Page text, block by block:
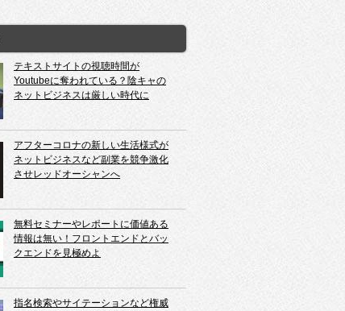
テキストサイトの視聴時間が
Youtubeに奪われている？陰キャの
ネットビジネスは厳しい時代に
アフターコロナの新しい生活様式が
ネットビジネスなど副業を競争激化
させレッドオーシャンへ
無料セミナーやレポートに価値ある
情報は無い！フロントエンドとバッ
クエンドを見極めよ
指名検索やサイテーションなど権威